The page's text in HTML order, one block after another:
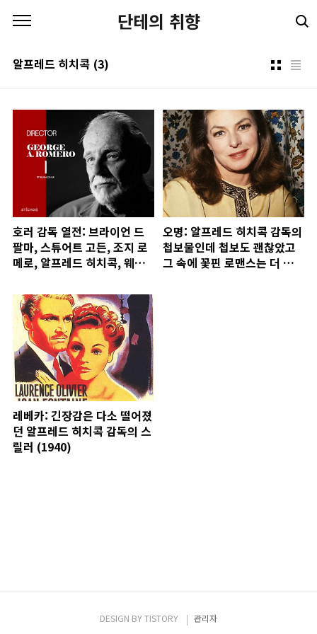
단테의 취향
알프레드 히치콕 (3)
호러 감독 열전: 브라이언 드
팔마, 스튜어트 고든, 조지 로
메로, 알프레드 히치콕, 웨스
오명: 알프레드 히치콕 감독의
첩보물인데 첩보도 괜찮았고
그 속에 꽃핀 로맨스는 더 멋졌
레베카: 긴장감은 다소 떨어졌
던 알프레드 히치콕 감독의 스
릴러 (1940)
DESIGN BYTISTORY 관리자